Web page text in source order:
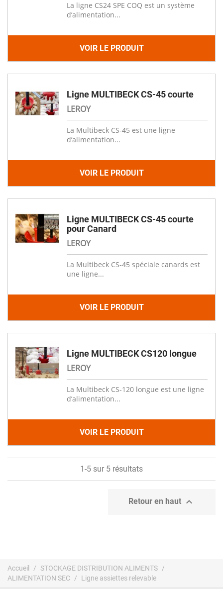
La ligne CS24 SPE COQ est un système
d’alimentation...
VOIR LE PRODUIT
Ligne MULTIBECK CS-45 courte
LEROY
La Multibeck CS-45 est une ligne
d’alimentation...
VOIR LE PRODUIT
Ligne MULTIBECK CS-45 courte
pour Canard
LEROY
La Multibeck CS-45 spéciale canards est
une ligne...
VOIR LE PRODUIT
Ligne MULTIBECK CS120 longue
LEROY
La Multibeck CS-120 longue est une ligne
d’alimentation...
VOIR LE PRODUIT
1-5 sur 5 résultats
Retour en haut 
Accueil
STOCKAGE DISTRIBUTION ALIMENTS
ALIMENTATION SEC
Ligne assiettes relevable